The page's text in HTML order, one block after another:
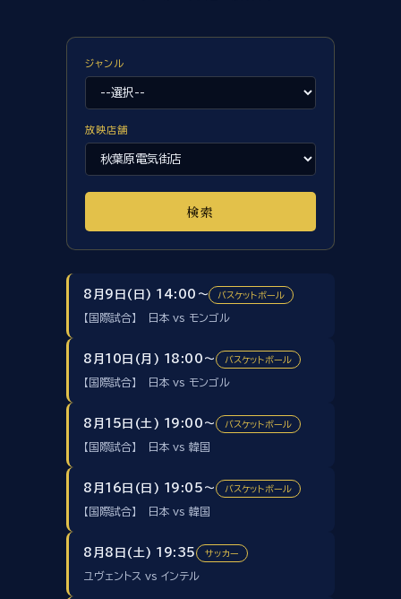
ジャンル
放映店舗
検索
8月9日(日) 14:00～ バスケットボール
【国際試合】 日本 vs モンゴル
8月10日(月) 18:00～ バスケットボール
【国際試合】 日本 vs モンゴル
8月15日(土) 19:00～ バスケットボール
【国際試合】 日本 vs 韓国
8月16日(日) 19:05～ バスケットボール
【国際試合】 日本 vs 韓国
8月8日(土) 19:35 サッカー
ユヴェントス vs インテル